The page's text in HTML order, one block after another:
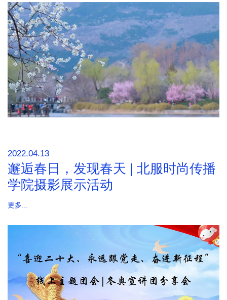
2022.04.13
邂逅春日，发现春天 | 北服时尚传播
学院摄影展示活动
更多...